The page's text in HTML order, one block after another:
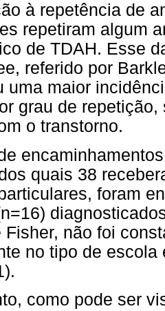
à repetência de
repetiram algum
de TDAH. Esse
referido por
uma maior
grau de
o transtorno.
quais 38
foram
Fisher, não foi
no tipo de
como pode ser